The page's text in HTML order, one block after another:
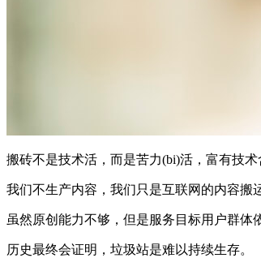
搬砖不是技术活，而是苦力(bi)活，富有技
我们不生产内容，我们只是互联网的内容搬
虽然原创能力不够，但是服务目标用户群体
历史最终会证明，垃圾站是难以持续生存。